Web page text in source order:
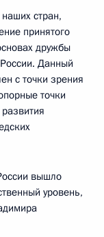
наших стран,
принятого
дружбы
Данный
с точки зрения
точки
вышло
уровень,